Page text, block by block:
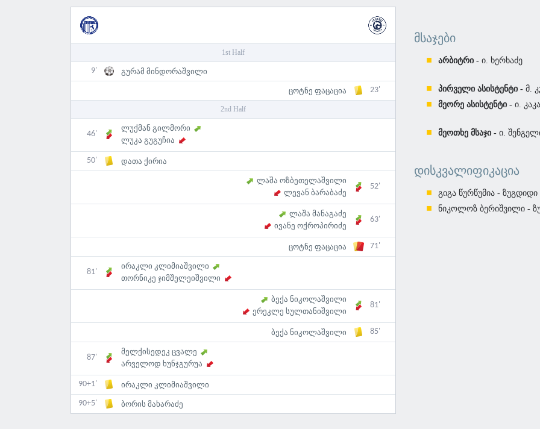
1st Half
9' გურამ მინდორაშვილი
ცოტნე ფაცაცია 23'
2nd Half
46'
ლუქმან გილმორი
ლუკა გუგუჩია
50' დათა ქირია
ლაშა ოზბეთელაშვილი
ლევან ბარაბაძე
52'
ლაშა მანაგაძე
ივანე ოქროპირიძე
63'
ცოტნე ფაცაცია 71'
81'
ირაკლი კლიმიაშვილი
თორნიკე ჯიმშელეიშვილი
ბექა ნიკოლაშვილი
ერეკლე სულთანიშვილი
81'
ბექა ნიკოლაშვილი 85'
87'
მელქისედეკ ცვალე
არველოდ ხუნჯგურუა
90+1' ირაკლი კლიმიაშვილი
90+5' ბორის მახარაძე
ᲛᲡᲐᲯᲔᲑᲘ
არბიტრი - ი. ხერხაძე
პირველი ასისტენტი - მ.
მეორე ასისტენტი - ი.
მეოთხე მსაჯი - ი.
ᲓᲘᲡᲙᲕᲐᲚᲘᲤᲘᲙᲐᲪᲘᲐ
გიგა წურწუმია - ზუგდიდი
ნიკოლოზ ბერიშვილი -